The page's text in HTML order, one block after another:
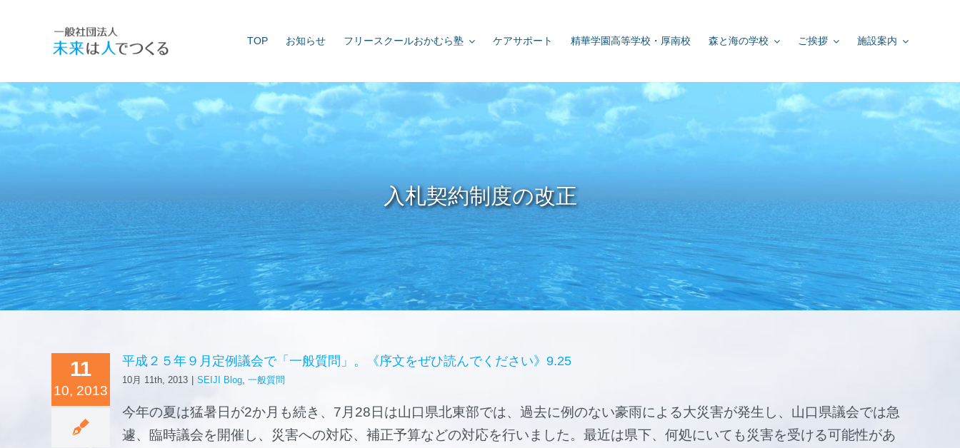
TOP お知らせ フリースクールおかむら塾 ケアサポート 精華学園高等学校・厚南校 森と海の学校 ご挨拶 施設案内
入札契約制度の改正
11
10, 2013
平成２５年９月定例議会で「一般質問」。《序文をぜひ読んでください》9.25
10月 11th, 2013 SEIJI Blog, 一般質問
今年の夏は猛暑日が2か月も続き、7月28日は山口県北東部では、過去に例のない豪雨による大災害が発生し、山口県議会では急
遽、臨時議会を開催し、災害への対応、補正予算などの対応を行いました。最近は県下、何処にいても災害を受ける可能性があ